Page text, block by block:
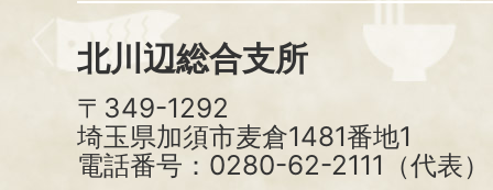
北川辺総合支所
〒349-1292
埼玉県加須市麦倉1481番地1
電話番号：0280-62-2111（代表）